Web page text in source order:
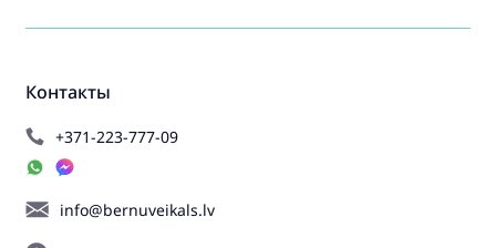
Контакты
+371-223-777-09
info@bernuveikals.lv